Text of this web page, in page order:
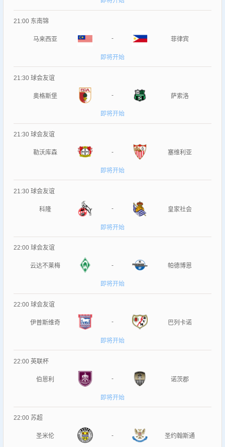
21:00 东南锦
马来西亚 - 菲律宾
即将开始
21:30 球会友谊
奥格斯堡 - 萨索洛
即将开始
21:30 球会友谊
勒沃库森 - 塞维利亚
即将开始
21:30 球会友谊
科隆 - 皇家社会
即将开始
22:00 球会友谊
云达不莱梅 - 帕德博恩
即将开始
22:00 球会友谊
伊普斯维奇 - 巴列卡诺
即将开始
22:00 英联杯
伯恩利 - 诺茨郡
即将开始
22:00 苏超
圣米伦 - 圣约翰斯通